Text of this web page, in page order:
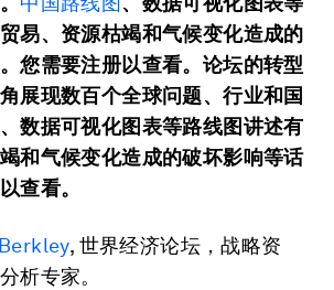
易、资源枯竭和气候变化造成的
您需要注册以查看。论坛的转型
展现数百个全球问题、行业和国
数据可视化图表等路线图讲述有
和气候变化造成的破坏影响等话
查看。
, 世界经济论坛，战略资
析专家。